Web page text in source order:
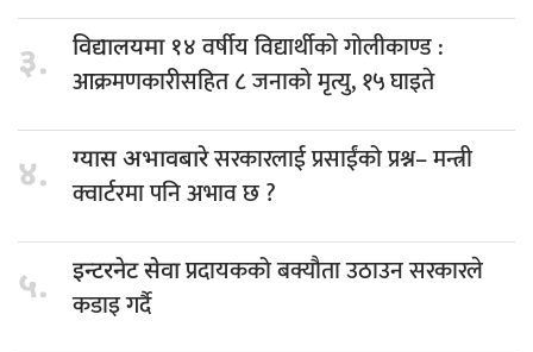
३. विद्यालयमा १४वर्षीय विद्यार्थीको गोलीकाण्ड :
आक्रमणकारीसहित ८ जनाको मृत्यु, १५ घाइते
४. ग्यास अभावबारेसरकारलाई प्रसाईंको प्रश्न– मन्त्री
क्वार्टरमा पनि अभाव छ ?
५. इन्टरनेट सेवाप्रदायकको बक्यौता उठाउन सरकारले
कडाइ गर्दै